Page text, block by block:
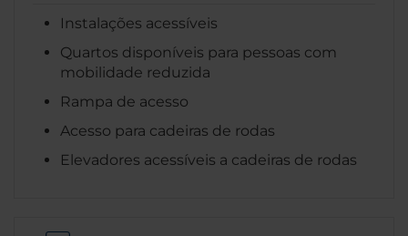
Instalações acessíveis
Quartos disponíveis para pessoas com
mobilidade reduzida
Rampa de acesso
Acesso para cadeiras de rodas
Elevadores acessíveis a cadeiras de rodas